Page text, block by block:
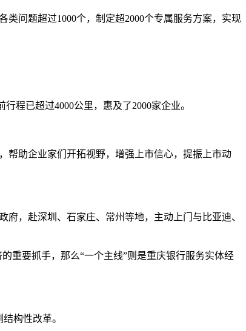
问题超过1000个，制定超2000个专属服务方案，实现
程已超过4000公里，惠及了2000家企业。
帮助企业家们开拓视野，增强上市信心，提振上市动
，赴深圳、石家庄、常州等地，主动上门与比亚迪、
重要抓手，那么“一个主线”则是重庆银行服务实体经
构性改革。